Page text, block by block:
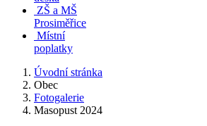
ZŠ a MŠ
Prosiměřice
Místní
poplatky
Úvodní stránka
Obec
Fotogalerie
Masopust 2024